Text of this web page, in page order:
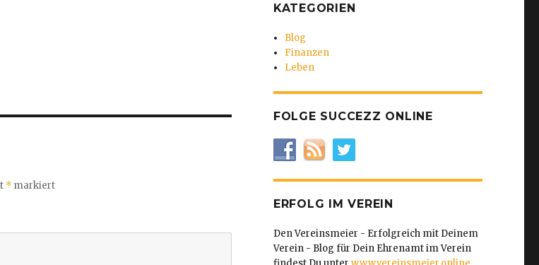
* markiert
KATEGORIEN
Blog
Finanzen
Leben
FOLGE SUCCEZZ ONLINE
ERFOLG IM VEREIN
Den Vereinsmeier - Erfolgreich mit Deinem
Verein - Blog für Dein Ehrenamt im Verein